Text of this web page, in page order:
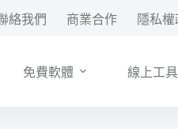
絡我們 商業合作 隱私
免費軟體 線上工具